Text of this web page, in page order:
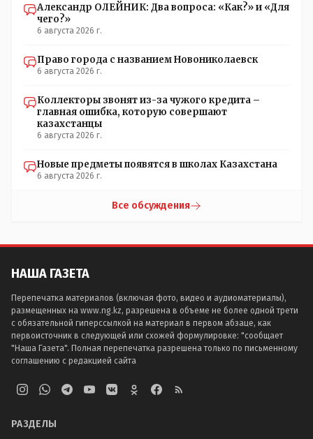
Александр ОЛЕЙНИК: Два вопроса: «Как?» и «Для
чего?»
6 августа 2026 г.
Право города с названием Новониколаевск
6 августа 2026 г.
Коллекторы звонят из-за чужого кредита –
главная ошибка, которую совершают
казахстанцы
6 августа 2026 г.
Новые предметы появятся в школах Казахстана
6 августа 2026 г.
Все обсуждения
НАША ГАЗЕТА
Перепечатка материалов (включая фото, видео и аудиоматериалы),
размещенных на www.ng.kz, разрешена в объеме не более одной трети
с обязательной гиперссылкой на материал в первом абзаце, как
первоисточник в следующей или схожей формулировке: "сообщает
"Наша Газета". Полная перепечатка разрешена только по письменному
соглашению с редакцией сайта
РАЗДЕЛЫ